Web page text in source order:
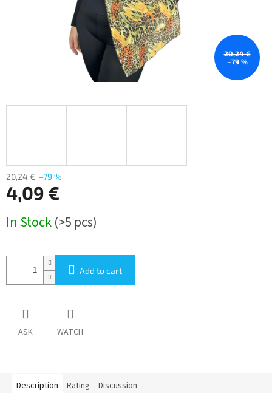
20,24 €
–79 %
20,24 € –79 %
4,09 €
price:
In Stock(>5 pcs)
Add to cart
ASK WATCH
Description Rating Discussion